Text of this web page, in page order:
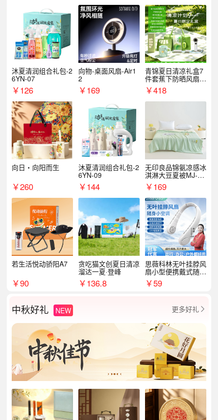
沐夏清润组合礼包-2
6YN-07
￥126
向物-桌面风扇-Air1
2
￥169
青锦夏日清凉礼盒7
件套蕉下防晒风扇员
工福利端午伴手礼企
业定制
￥418
向日・向阳而生
￥260
沐夏清润组合礼包-2
6YN-09
￥144
无印良品锦氨凉感冰
淇淋大豆夏被MJ-B2
025-0193
￥169
若生活悦动骄阳A7
￥90
贪吃猫文创夏日清凉
溜达一夏·登峰
￥136.8
思薇科林无叶挂脖风
扇小型便携戴式随身
挂脖子降温神器
￥59
中秋好礼 NEW 更多好礼 